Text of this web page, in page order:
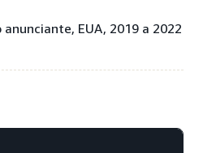
EUA, 2019 a 2022